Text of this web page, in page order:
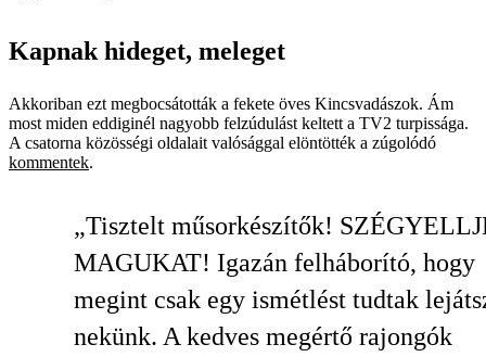
Kapnak hideget, meleget
Akkoriban ezt megbocsátották a fekete öves Kincsvadászok. Ám
most miden eddiginél nagyobb felzúdulást keltett a TV2 turpissága.
A csatorna közösségi oldalait valósággal elöntötték a zúgolódó
kommentek.
„Tisztelt műsorkészítők!
MAGUKAT! Igazán felháborító, hogy
megint csak egy ismétlést tudtak
nekünk. A kedves megértő rajongók